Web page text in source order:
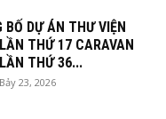
BỐ DỰ ÁN THƯ VIỆN
THỨ 17 CARAVAN
THỨ 36...
23, 2026